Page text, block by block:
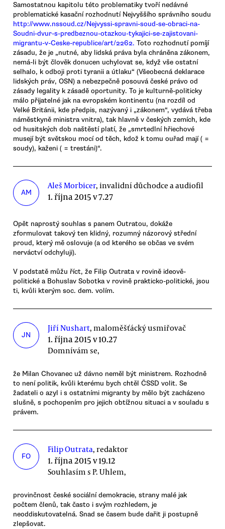
Samostatnou kapitolu této problematiky tvoří nedávné
problematické kasační rozhodnutí Nejvyššího správního soudu
http://www.nssoud.cz/Nejvyssi-spravni-soud-se-obraci-na-
Soudni-dvur-s-predbeznou-otazkou-tykajici-se-zajistovani-
migrantu-v-Ceske-republice/art/2262. Toto rozhodnutí pomíjí
zásadu, že je „nutné, aby lidská práva byla chráněna zákonem,
nemá-li být člověk donucen uchylovat se, když vše ostatní
selhalo, k odboji proti tyranii a útlaku“ (Všeobecná deklarace
lidských práv, OSN) a nebezpečně posouvá české právo od
zásady legality k zásadě oportunity. To je kulturně-politicky
málo přijatelné jak na evropském kontinentu (na rozdíl od
Velké Británii, kde předpis, nazývaný i „zákonem“, vydává třeba
náměstkyně ministra vnitra), tak hlavně v českých zemích, kde
od husitských dob naštěstí platí, že „smrtedlní hřiechové
musejí být světskou mocí od těch, kdož k tomu ouřad mají ( =
soudy), kaženi ( = trestáni)“.
AM
Aleš Morbicer, invalidní důchodce a audiofil
1. října 2015 v 7.27
Opět naprostý souhlas s panem Outratou, dokáže
zformulovat takový ten klidný, rozumný názorový střední
proud, který mě oslovuje (a od kterého se občas ve svém
nerváctví odchyluji).
V podstatě můžu říct, že Filip Outrata v rovině ideově-
politické a Bohuslav Sobotka v rovině prakticko-politické, jsou
ti, kvůli kterým soc. dem. volím.
JN
Jiří Nushart, maloměšťácký usmiřovač
1. října 2015 v 10.27
Domnívám se,
že Milan Chovanec už dávno neměl být ministrem. Rozhodně
to není politik, kvůli kterému bych chtěl ČSSD volit. Se
žadateli o azyl i s ostatními migranty by mělo být zacházeno
slušně, s pochopením pro jejich obtížnou situaci a v souladu s
právem.
FO
Filip Outrata, redaktor
1. října 2015 v 19.12
Souhlasím s P. Uhlem,
provinčnost české sociální demokracie, strany malé jak
počtem členů, tak často i svým rozhledem, je
neoddiskutovatelná. Snad se časem bude dařit ji postupně
zlepšovat.